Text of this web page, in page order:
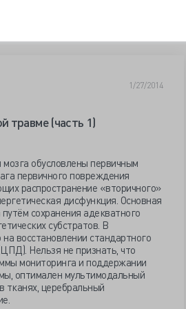
1/27/2014
травме (часть 1)
обусловлены первичным
первичного повреждения
распространение «вторичного»
дисфункция. Основная
сохранения адекватного
субстратов. В
восстановлении стандартного
Нельзя не признать, что
мониторинга и поддержании
оптимален мультимодальный
церебральный